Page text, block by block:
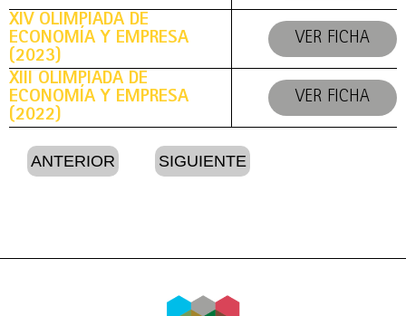
XIV OLIMPIADA DE
ECONOMÍA Y EMPRESA
(2023)
VER FICHA
XIII OLIMPIADA DE
ECONOMÍA Y EMPRESA
(2022)
VER FICHA
ANTERIOR SIGUIENTE